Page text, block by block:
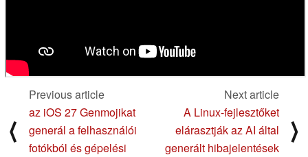
⟨
Previous article
az iOS 27 Genmojikat
generál a felhasználói
fotókból és gépelési
Next article
A Linux-fejlesztőket
elárasztják az AI által
generált hibajelentések
⟩